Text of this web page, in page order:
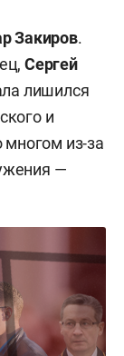
Закиров.
Сергей
лишился
и
многом из-за
—